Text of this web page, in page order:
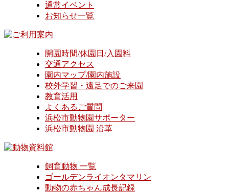
通常イベント
お知らせ一覧
開園時間/休園日/入園料
交通アクセス
園内マップ/園内施設
校外学習・遠足でのご来園
教育活用
よくあるご質問
浜松市動物園サポーター
浜松市動物園 沿革
飼育動物 一覧
ゴールデンライオンタマリン
動物の赤ちゃん成長記録